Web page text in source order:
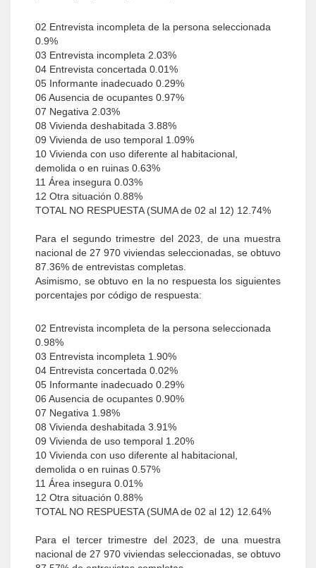
02 Entrevista incompleta de la persona seleccionada
0.9%
03 Entrevista incompleta 2.03%
04 Entrevista concertada 0.01%
05 Informante inadecuado 0.29%
06 Ausencia de ocupantes 0.97%
07 Negativa 2.03%
08 Vivienda deshabitada 3.88%
09 Vivienda de uso temporal 1.09%
10 Vivienda con uso diferente al habitacional,
demolida o en ruinas 0.63%
11 Área insegura 0.03%
12 Otra situación 0.88%
TOTAL NO RESPUESTA (SUMA de 02 al 12) 12.74%
Para el segundo trimestre del 2023, de una muestra
nacional de 27 970 viviendas seleccionadas, se obtuvo
87.36% de entrevistas completas.
Asimismo, se obtuvo en la no respuesta los siguientes
porcentajes por código de respuesta:
02 Entrevista incompleta de la persona seleccionada
0.98%
03 Entrevista incompleta 1.90%
04 Entrevista concertada 0.02%
05 Informante inadecuado 0.29%
06 Ausencia de ocupantes 0.90%
07 Negativa 1.98%
08 Vivienda deshabitada 3.91%
09 Vivienda de uso temporal 1.20%
10 Vivienda con uso diferente al habitacional,
demolida o en ruinas 0.57%
11 Área insegura 0.01%
12 Otra situación 0.88%
TOTAL NO RESPUESTA (SUMA de 02 al 12) 12.64%
Para el tercer trimestre del 2023, de una muestra
nacional de 27 970 viviendas seleccionadas, se obtuvo